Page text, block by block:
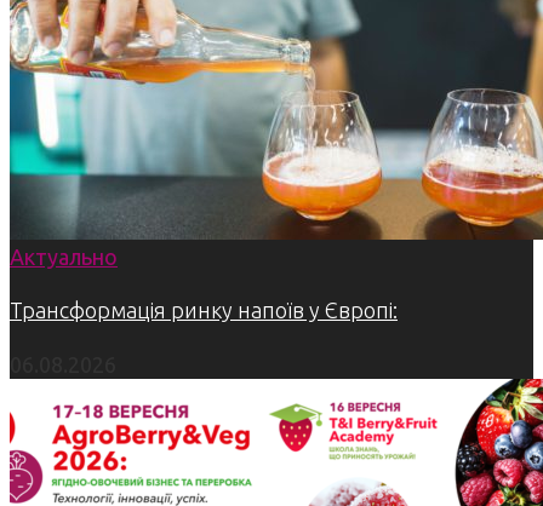
Актуально
Трансформація ринку напоїв у Європі: